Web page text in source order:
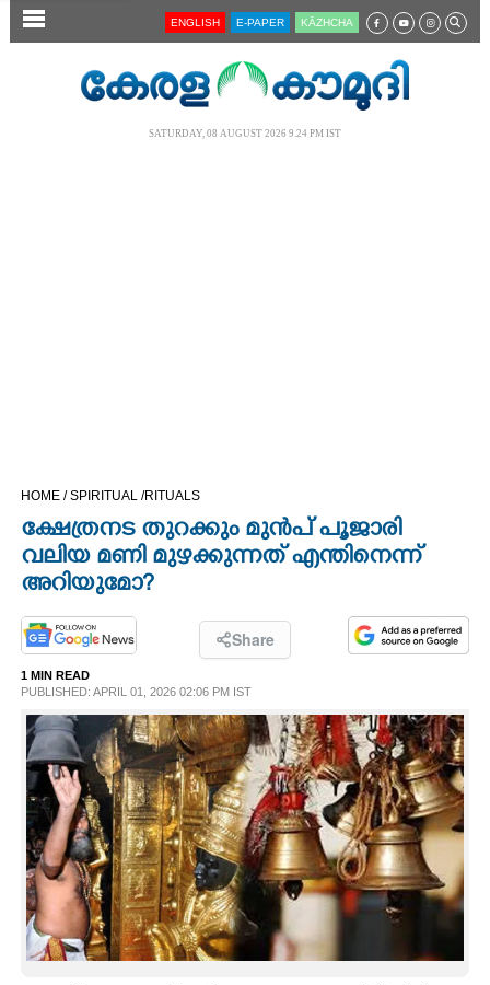
SECTIONS
OPINION
PHOTOS
LIFESTYLE
SPIRITUAL
INFO+
ART
ASTRO
ENGLISH E-PAPER KĀZHCHA
SATURDAY, 08 AUGUST 2026 9.24 PM IST
HOME /SPIRITUAL /RITUALS
ക്ഷേത്രനട തുറക്കും മുൻപ് പൂജാരി
വലിയ മണി മുഴക്കുന്നത് എന്തിനെന്ന്
അറിയുമോ?
Share
1 MIN READ
PUBLISHED: APRIL 01, 2026 02:06 PM IST